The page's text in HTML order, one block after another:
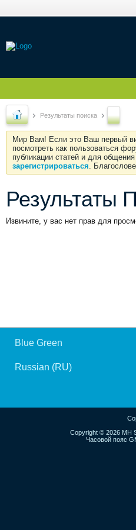
Результаты поиска
Мир Вам! Если это Ваш первый
посмотреть как пользоваться
публикации статей и для
зарегистрироваться.
Результаты
Извините, у вас нет прав для
Blue Green
Russian (RU)
Copyright © 2026 MH
Часовой пояс